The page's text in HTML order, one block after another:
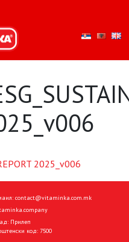
2025_v006
contact@vitaminka.com.mk
Прилеп
код: 7500